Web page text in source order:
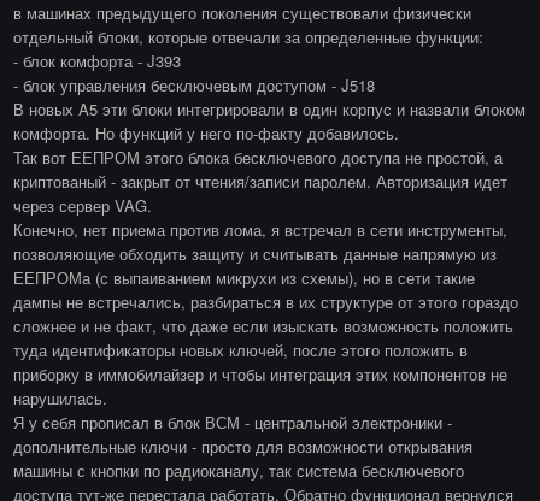
в машинах предыдущего поколения существовали физически
отдельный блоки, которые отвечали за определенные функции:
- блок комфорта - J393
- блок управления бесключевым доступом - J518
В новых A5 эти блоки интегрировали в один корпус и назвали блоком
комфорта. Но функций у него по-факту добавилось.
Так вот ЕЕПРОМ этого блока бесключевого доступа не простой, а
криптованый - закрыт от чтения/записи паролем. Авторизация идет
через сервер VAG.
Конечно, нет приема против лома, я встречал в сети инструменты,
позволяющие обходить защиту и считывать данные напрямую из
ЕЕПРОМа (с выпаиванием микрухи из схемы), но в сети такие
дампы не встречались, разбираться в их структуре от этого гораздо
сложнее и не факт, что даже если изыскать возможность положить
туда идентификаторы новых ключей, после этого положить в
приборку в иммобилайзер и чтобы интеграция этих компонентов не
нарушилась.
Я у себя прописал в блок ВСМ - центральной электроники -
дополнительные ключи - просто для возможности открывания
машины с кнопки по радиоканалу, так система бесключевого
доступа тут-же перестала работать. Обратно функционал вернулся